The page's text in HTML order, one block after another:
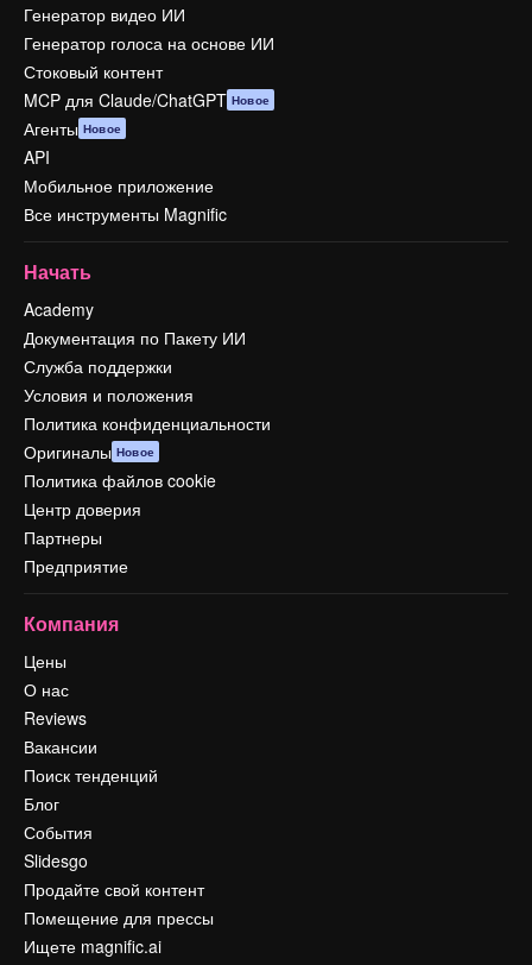
Генератор видео ИИ
Генератор голоса на основе ИИ
Стоковый контент
MCP для Claude/ChatGPT Новое
Агенты Новое
API
Мобильное приложение
Все инструменты Magnific
Начать
Academy
Документация по Пакету ИИ
Служба поддержки
Условия и положения
Политика конфиденциальности
Оригиналы Новое
Политика файлов cookie
Центр доверия
Партнеры
Предприятие
Компания
Цены
О нас
Reviews
Вакансии
Поиск тенденций
Блог
События
Slidesgo
Продайте свой контент
Помещение для прессы
Ищете magnific.ai